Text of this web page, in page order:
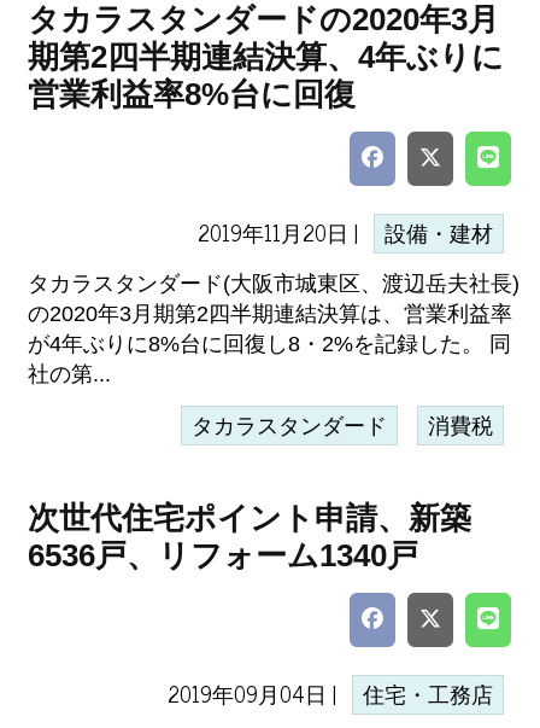
タカラスタンダードの2020年3月
期第2四半期連結決算、4年ぶりに
営業利益率8%台に回復
2019年11月20日 | 設備・建材
タカラスタンダード(大阪市城東区、渡辺岳夫社長)
の2020年3月期第2四半期連結決算は、営業利益率
が4年ぶりに8%台に回復し8・2%を記録した。 同
社の第...
タカラスタンダード 消費税
次世代住宅ポイント申請、新築
6536戸、リフォーム1340戸
2019年09月04日 | 住宅・工務店